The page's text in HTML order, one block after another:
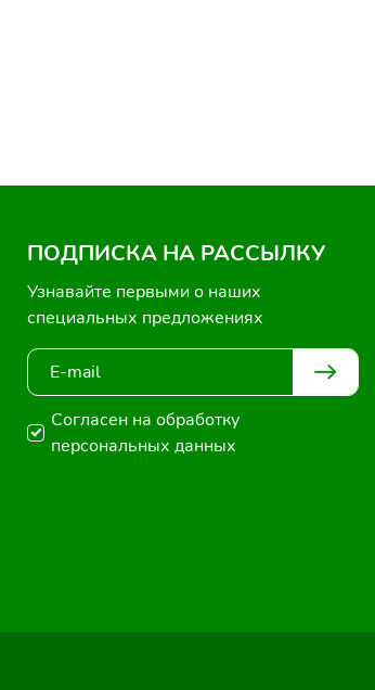
ПОДПИСКА НА РАССЫЛКУ
Узнавайте первыми о наших
специальных предложениях
Согласен на обработку
персональных данных